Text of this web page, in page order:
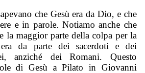
che Gesù era da Dio, e che
e in parole. Notiamo anche che
la maggior parte della colpa per la
da parte dei sacerdoti e dei
anziché dei Romani. Questo
di Gesù a Pilato in Giovanni